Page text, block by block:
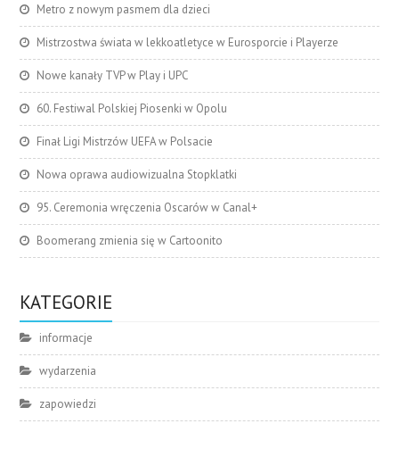
Metro z nowym pasmem dla dzieci
Mistrzostwa świata w lekkoatletyce w Eurosporcie i Playerze
Nowe kanały TVP w Play i UPC
60. Festiwal Polskiej Piosenki w Opolu
Finał Ligi Mistrzów UEFA w Polsacie
Nowa oprawa audiowizualna Stopklatki
95. Ceremonia wręczenia Oscarów w Canal+
Boomerang zmienia się w Cartoonito
KATEGORIE
informacje
wydarzenia
zapowiedzi